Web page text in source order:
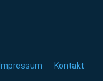
Impressum Kontakt